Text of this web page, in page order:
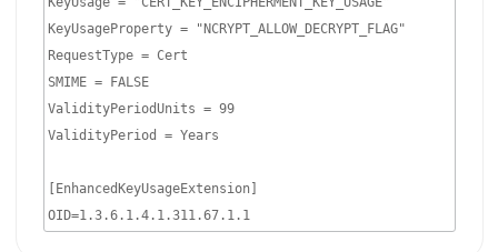
KeyUsageProperty = "NCRYPT_ALLOW_DECRYPT_FLAG"
RequestType = Cert
SMIME = FALSE
ValidityPeriodUnits = 99
ValidityPeriod = Years
[EnhancedKeyUsageExtension]
OID=1.3.6.1.4.1.311.67.1.1